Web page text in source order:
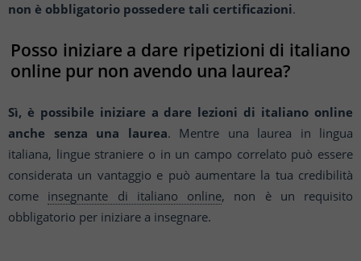
non è obbligatorio possedere tali certificazioni.
Posso iniziare a dare ripetizioni di italiano
online pur non avendo una laurea?
Sì, è possibile iniziare a dare lezioni di italiano online
anche senza una laurea. Mentre una laurea in lingua
italiana, lingue straniere o in un campo correlato può essere
considerata un vantaggio e può aumentare la tua credibilità
come insegnante di italiano online, non è un requisito
obbligatorio per iniziare a insegnare.